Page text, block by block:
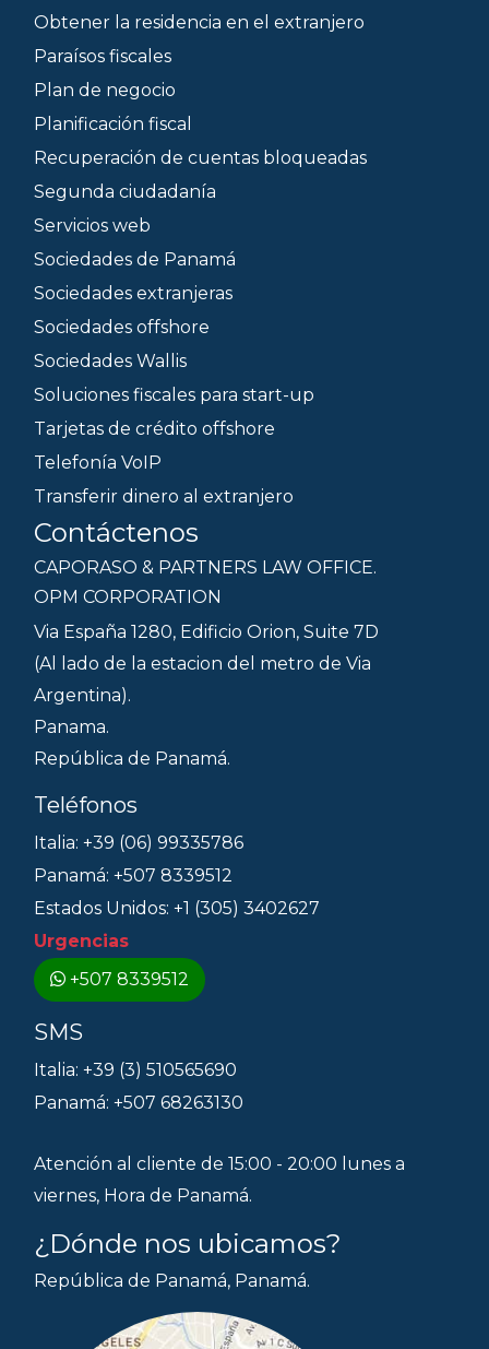
Obtener la residencia en el extranjero
Paraísos fiscales
Plan de negocio
Planificación fiscal
Recuperación de cuentas bloqueadas
Segunda ciudadanía
Servicios web
Sociedades de Panamá
Sociedades extranjeras
Sociedades offshore
Sociedades Wallis
Soluciones fiscales para start-up
Tarjetas de crédito offshore
Telefonía VoIP
Transferir dinero al extranjero
Contáctenos
CAPORASO & PARTNERS LAW OFFICE.
OPM CORPORATION
Via España 1280, Edificio Orion, Suite 7D
(Al lado de la estacion del metro de Via
Argentina).
Panama.
República de Panamá.
Teléfonos
Italia: +39 (06) 99335786
Panamá: +507 8339512
Estados Unidos: +1 (305) 3402627
Urgencias
+507 8339512
SMS
Italia: +39 (3) 510565690
Panamá: +507 68263130
Atención al cliente de 15:00 - 20:00 lunes a
viernes, Hora de Panamá.
¿Dónde nos ubicamos?
República de Panamá, Panamá.